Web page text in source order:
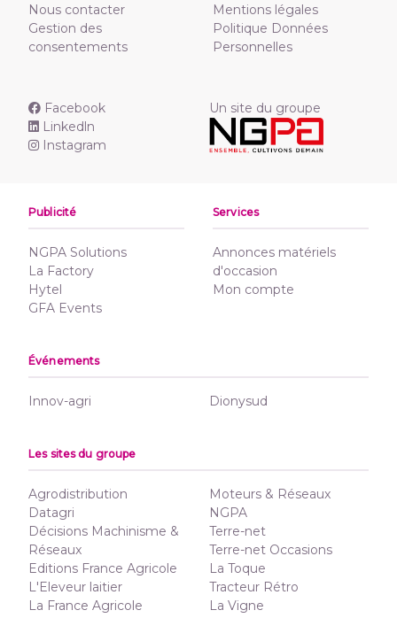
Nous contacter
Gestion des
consentements
Mentions légales
Politique Données
Personnelles
Facebook
Linkedln
Instagram
Un site du groupe
Publicité
NGPA Solutions
La Factory
Hytel
GFA Events
Services
Annonces matériels
d'occasion
Mon compte
Événements
Innov-agri Dionysud
Les sites du groupe
Agrodistribution
Datagri
Décisions Machinisme &
Réseaux
Editions France Agricole
L'Eleveur laitier
La France Agricole
Moteurs & Réseaux
NGPA
Terre-net
Terre-net Occasions
La Toque
Tracteur Rétro
La Vigne